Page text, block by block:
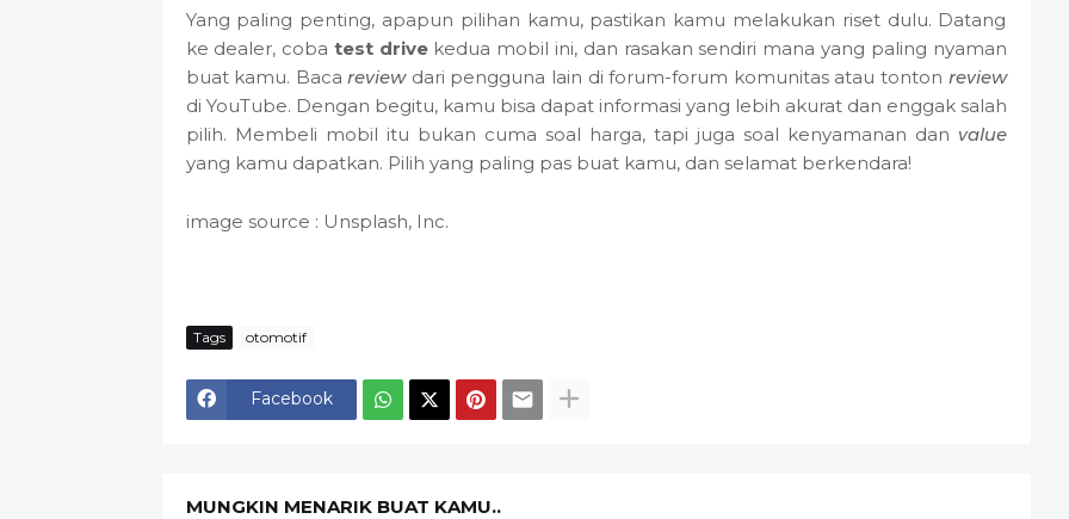
Yang paling penting, apapun pilihan kamu, pastikan kamu melakukan riset dulu. Datang
ke dealer, coba test drivekedua mobil ini, dan rasakan sendiri mana yang paling nyaman
buat kamu. Baca reviewdari pengguna lain di forum-forum komunitas atau tonton review
di YouTube. Dengan begitu, kamu bisa dapat informasi yang lebih akurat dan enggak salah
pilih. Membeli mobil itu bukan cuma soal harga, tapi juga soal kenyamanan dan value
yang kamu dapatkan. Pilih yang paling pas buat kamu, dan selamat berkendara!
image source : Unsplash, Inc.
Tags otomotif
Facebook
MUNGKIN MENARIK BUAT KAMU..